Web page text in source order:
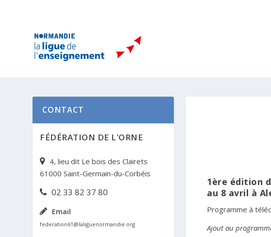
1ère édition
au 8 avril à
Programme à
Ajout au
CONTACT
FÉDÉRATION DE L'ORNE
4, lieu dit Le bois des Clairets
61000 Saint-Germain-du-Corbéis
02 33 82 37 80
Email
federation61@laliguenormandie.org